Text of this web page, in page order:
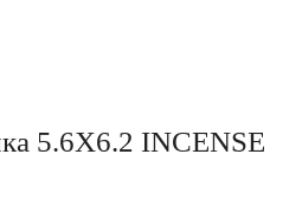
5.6X6.2 INCENSE